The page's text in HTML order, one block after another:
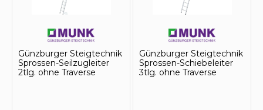
Günzburger Steigtechnik
Sprossen-Seilzugleiter
2tlg. ohne Traverse
Günzburger Steigtechnik
Sprossen-Schiebeleiter
3tlg. ohne Traverse